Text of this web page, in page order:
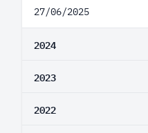
27/06/2025
2024
2023
2022